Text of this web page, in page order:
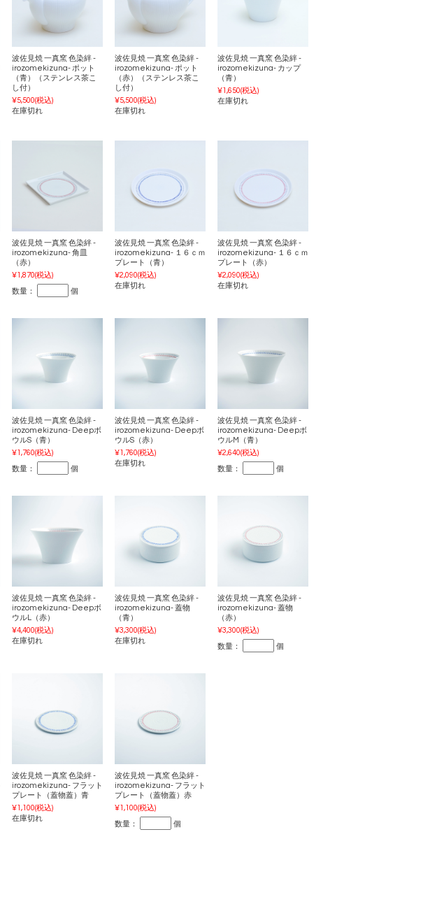
波佐見焼 一真窯 色染絆 -
irozomekizuna- ポット
（青）（ステンレス茶こ
し付）
¥5,500(税込)
在庫切れ
波佐見焼 一真窯 色染絆 -
irozomekizuna- ポット
（赤）（ステンレス茶こ
し付）
¥5,500(税込)
在庫切れ
波佐見焼 一真窯 色染絆 -
irozomekizuna- カップ
（青）
¥1,650(税込)
在庫切れ
波佐見焼 一真窯 色染絆 -
irozomekizuna- 角皿
（赤）
¥1,870(税込)
数量： 個
波佐見焼 一真窯 色染絆 -
irozomekizuna- １６ｃｍ
プレート（青）
¥2,090(税込)
在庫切れ
波佐見焼 一真窯 色染絆 -
irozomekizuna- １６ｃｍ
プレート（赤）
¥2,090(税込)
在庫切れ
波佐見焼 一真窯 色染絆 -
irozomekizuna- Deepボ
ウルS（青）
¥1,760(税込)
数量： 個
波佐見焼 一真窯 色染絆 -
irozomekizuna- Deepボ
ウルS（赤）
¥1,760(税込)
在庫切れ
波佐見焼 一真窯 色染絆 -
irozomekizuna- Deepボ
ウルM（青）
¥2,640(税込)
数量： 個
波佐見焼 一真窯 色染絆 -
irozomekizuna- Deepボ
ウルL（赤）
¥4,400(税込)
在庫切れ
波佐見焼 一真窯 色染絆 -
irozomekizuna- 蓋物
（青）
¥3,300(税込)
在庫切れ
波佐見焼 一真窯 色染絆 -
irozomekizuna- 蓋物
（赤）
¥3,300(税込)
数量： 個
波佐見焼 一真窯 色染絆 -
irozomekizuna- フラット
プレート（蓋物蓋）青
¥1,100(税込)
在庫切れ
波佐見焼 一真窯 色染絆 -
irozomekizuna- フラット
プレート（蓋物蓋）赤
¥1,100(税込)
数量： 個